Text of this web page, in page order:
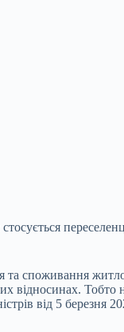
споживання
Тобто
від 5